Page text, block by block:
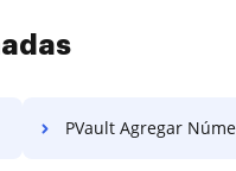
PVault Agregar Números de